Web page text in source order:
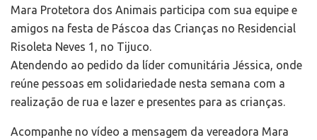
Mara Protetora dos Animais participa com sua equipe e
amigos na festa de Páscoa das Crianças no Residencial
Risoleta Neves 1, no Tijuco.
Atendendo ao pedido da líder comunitária Jéssica, onde
reúne pessoas em solidariedade nesta semana com a
realização de rua e lazer e presentes para as crianças.
Acompanhe no vídeo a mensagem da vereadora Mara